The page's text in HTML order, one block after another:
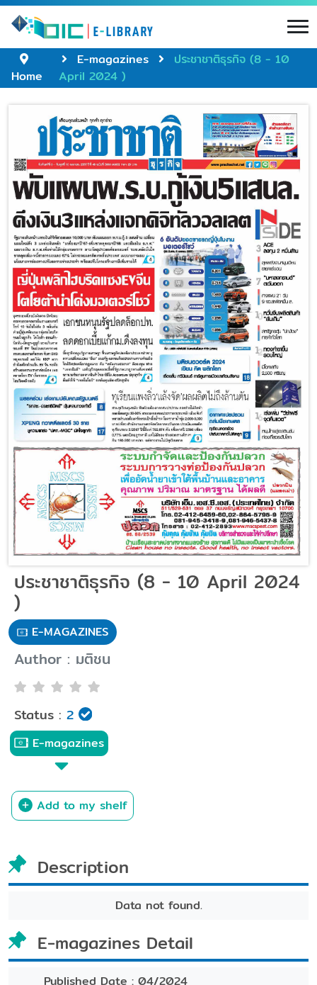
Home
E-magazines
ประชาชาติธุรกิจ (8 - 10
April 2024 )
ประชาชาติธุรกิจ (8 - 10 April 2024
)
E-MAGAZINES
Author : มติชน
Status : 2
E-magazines
Add to my shelf
Description
Data not found.
E-magazines Detail
Published Date : 04/2024